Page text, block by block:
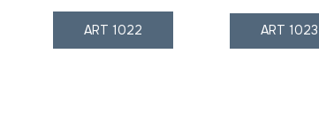
ART 1022 ART 1023